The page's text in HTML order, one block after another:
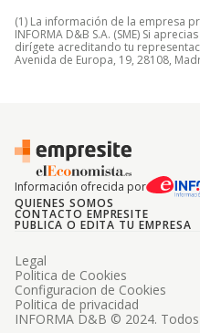
(1) La información de la empresa
INFORMA D&B S.A. (SME) Si
dirígete acreditando tu
Avenida de Europa, 19, 28108,
Información ofrecida por
QUIENES SOMOS
CONTACTO EMPRESITE
PUBLICA O EDITA TU EMPRESA
INFORMA D&B © 2024.
Legal
Politica de Cookies
Configuracion de Cookies
Politica de privacidad